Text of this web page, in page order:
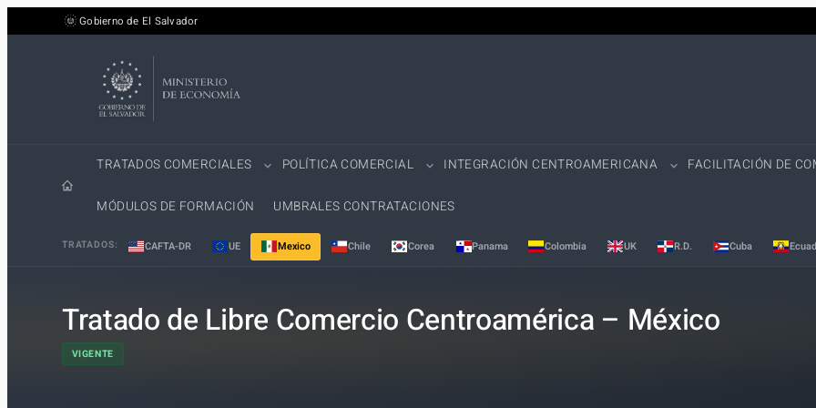
Gobierno de El Salvador
TRATADOS COMERCIALES POLÍTICA COMERCIAL INTEGRACIÓN CENTROAMERICANA FACILITACIÓN DE
MÓDULOS DE FORMACIÓN UMBRALES CONTRATACIONES
TRATADOS: CAFTA-DR UE Mexico Chile Corea Panama Colombia UK R.D. Cuba
Tratado de Libre Comercio Centroamérica – México
VIGENTE